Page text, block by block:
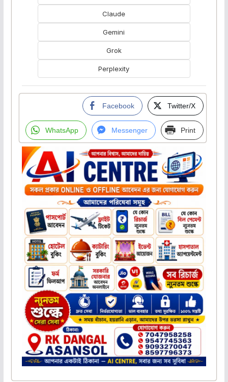
Claude
Gemini
Grok
Perplexity
Facebook Twitter/X
WhatsApp Messenger Print